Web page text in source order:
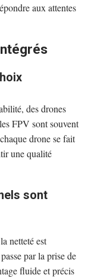
aux attentes
des drones
FPV sont souvent
drone se fait
une qualité
sont
netteté est
par la prise de
fluide et précis